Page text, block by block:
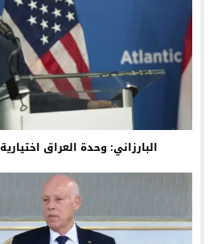
البارزاني: وحدة العراق